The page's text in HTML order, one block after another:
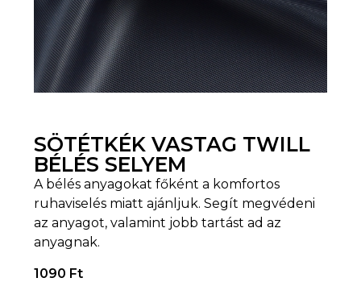
SÖTÉTKÉK VASTAG TWILL
BÉLÉS SELYEM
A bélés anyagokat főként a komfortos
ruhaviselés miatt ajánljuk. Segít megvédeni
az anyagot, valamint jobb tartást ad az
anyagnak.
1090 Ft